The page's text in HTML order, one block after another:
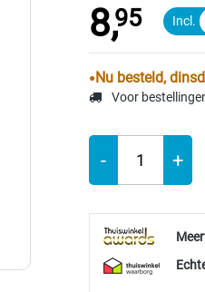
8,95
Nu besteld,
Voor
- +